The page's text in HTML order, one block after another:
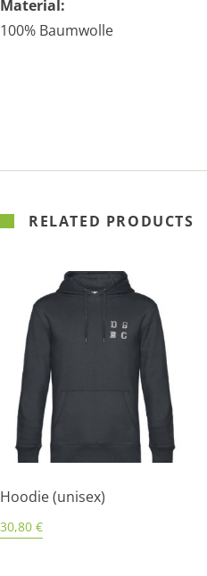
Material:
100% Baumwolle
RELATED PRODUCTS
Hoodie (unisex)
30,80 €